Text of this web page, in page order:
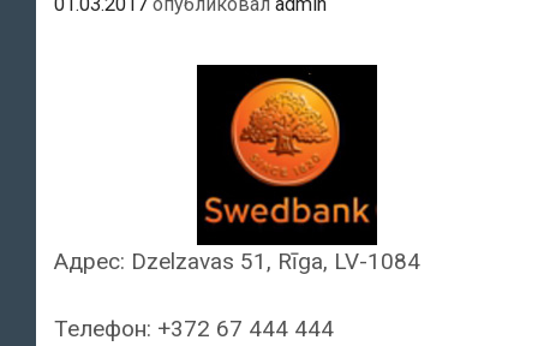
Адрес: Dzelzavas 51, Rīga, LV-1084
Телефон: +372 67 444 444